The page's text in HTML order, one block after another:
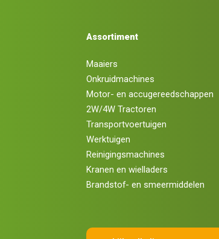
Assortiment
Maaiers
Onkruidmachines
Motor- en accugereedschappen
2W/4W Tractoren
Transportvoertuigen
Werktuigen
Reinigingsmachines
Kranen en wielladers
Brandstof- en smeermiddelen